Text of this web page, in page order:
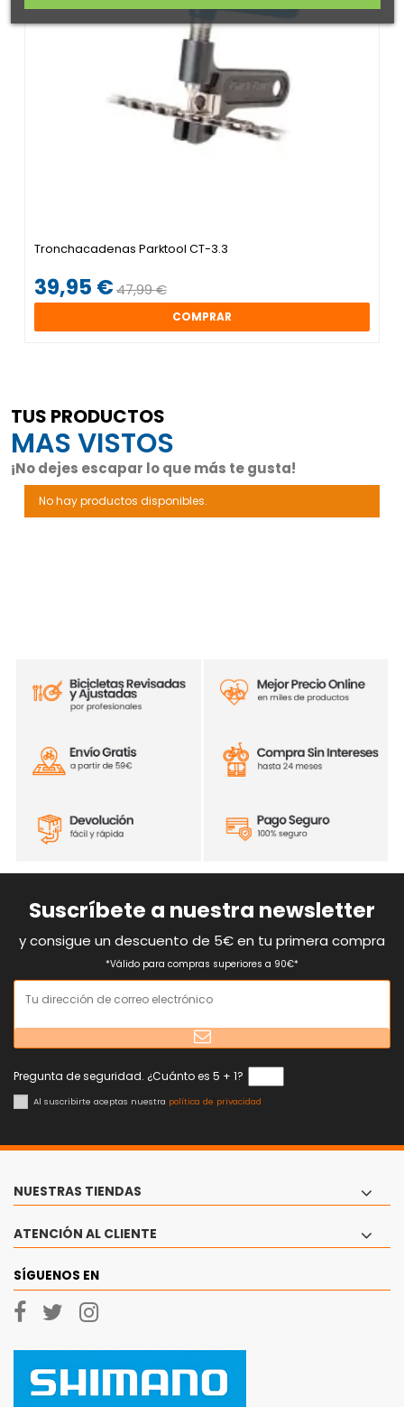
Tronchacadenas Parktool CT-3.3
39,95 €47,99 €
COMPRAR
TUS PRODUCTOS
MAS VISTOS
¡No dejes escapar lo que más te gusta!
No hay productos disponibles.
Suscríbete a nuestra newsletter
y consigue un descuento de 5€ en tu primera compra
*Válido para compras superiores a 90€*
Pregunta de seguridad. ¿Cuánto es 5 + 1?
Al suscribirte aceptas nuestra política de privacidad
NUESTRAS TIENDAS
ATENCIÓN AL CLIENTE
SÍGUENOS EN